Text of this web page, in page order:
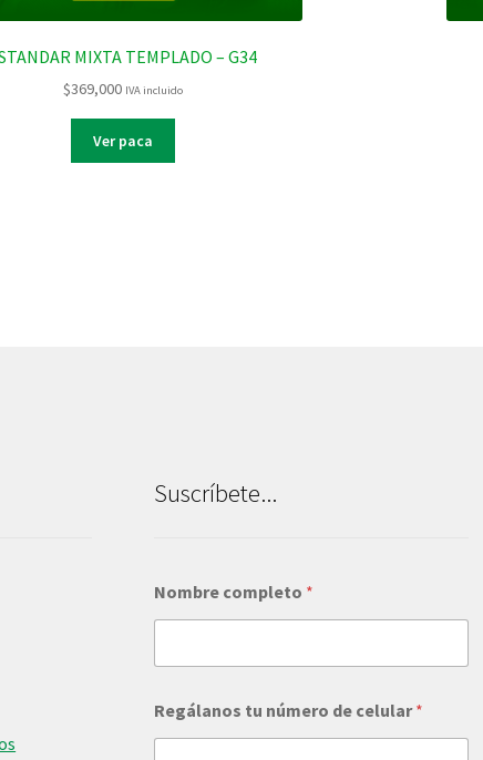
MIXTA TEMPLADO – G34
$369,000 IVA incluido
Ver paca
Suscríbete...
Nombre completo *
c
o
Regálanos tu número de celular*